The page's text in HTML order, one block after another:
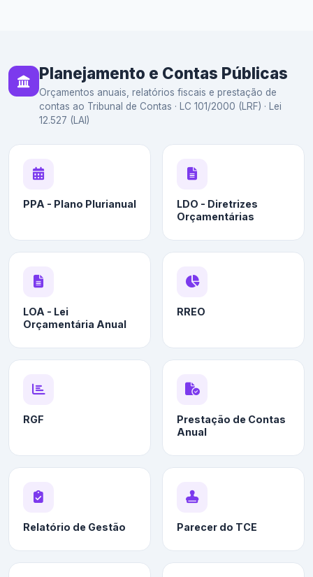
Planejamento e Contas Públicas
Orçamentos anuais, relatórios fiscais e prestação de
contas ao Tribunal de Contas · LC 101/2000 (LRF) · Lei
12.527 (LAI)
PPA - Plano Plurianual
LDO - Diretrizes
Orçamentárias
LOA - Lei
Orçamentária Anual
RREO
RGF
Prestação de Contas
Anual
Relatório de Gestão Parecer do TCE